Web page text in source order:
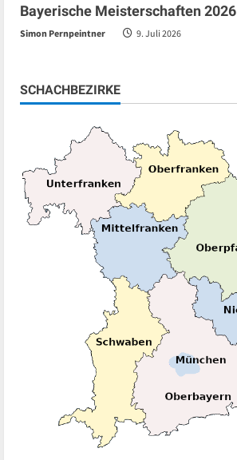
Bayerische Meisterschaften 2026
Simon Pernpeintner 9. Juli 2026
SCHACHBEZIRKE